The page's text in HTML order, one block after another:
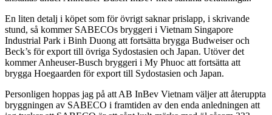
En liten detalj i köpet som för övrigt saknar prislapp, i skrivande
stund, så kommer SABECOs bryggeri i Vietnam Singapore
Industrial Park i Binh Duong att fortsätta brygga Budweiser och
Beck’s för export till övriga Sydostasien och Japan. Utöver det
kommer Anheuser-Busch bryggeri i My Phuoc att fortsätta att
brygga Hoegaarden för export till Sydostasien och Japan.
Personligen hoppas jag på att AB InBev Vietnam väljer att återuppta
bryggningen av SABECO i framtiden av den enda anledningen att